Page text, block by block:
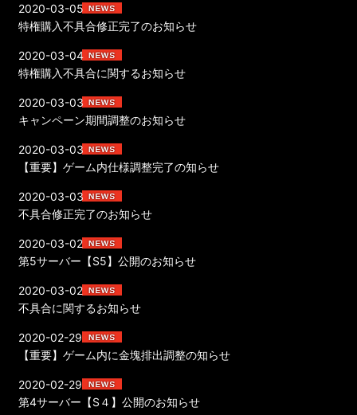
特権購入不具合修正完了のお知らせ
2020-03-05
特権購入不具合に関するお知らせ
2020-03-04
キャンペーン期間調整のお知らせ
2020-03-03
【重要】ゲーム内仕様調整完了の知らせ
2020-03-03
不具合修正完了のお知らせ
2020-03-03
第5サーバー【S5】公開のお知らせ
2020-03-02
不具合に関するお知らせ
2020-03-02
【重要】ゲーム内に金塊排出調整の知らせ
2020-02-29
第4サーバー【S４】公開のお知らせ
2020-02-29